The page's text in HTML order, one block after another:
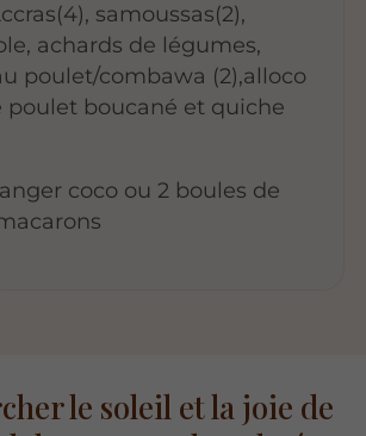
samoussas(2),
achards de légumes,
poulet/combawa (2),alloco
poulet boucané et quiche
coco ou 2 boules de
le soleil et la joie de